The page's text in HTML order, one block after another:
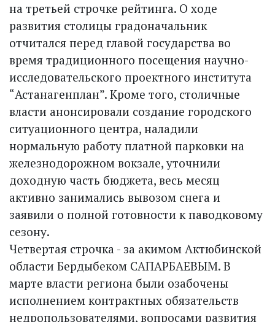
на третьей строчке рейтинга. О ходе
развития столицы градоначальник
отчитался перед главой государства во
время традиционного посещения научно-
исследовательского проектного института
“Астанагенплан”. Кроме того, столичные
власти анонсировали создание городского
ситуационного центра, наладили
нормальную работу платной парковки на
железнодорожном вокзале, уточнили
доходную часть бюджета, весь месяц
активно занимались вывозом снега и
заявили о полной готовности к паводковому
сезону.
Четвертая строчка - за акимом Актюбинской
области Бердыбеком САПАРБАЕВЫМ. В
марте власти региона были озабочены
исполнением контрактных обязательств
недропользователями, вопросами развития